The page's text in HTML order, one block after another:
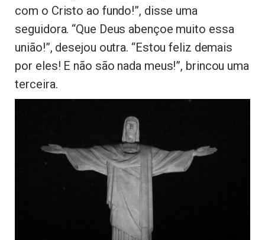
com o Cristo ao fundo!”, disse uma
seguidora. “Que Deus abençoe muito essa
união!”, desejou outra. “Estou feliz demais
por eles! E não são nada meus!”, brincou uma
terceira.